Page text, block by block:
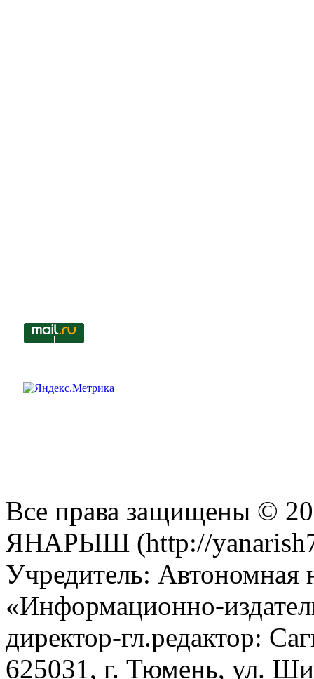
Все права защищены ©
ЯНАРЫШ (http://
Учредитель: Автономная
«Информационно-
директор-гл.редактор:
625031, г. Тюмень, ул.